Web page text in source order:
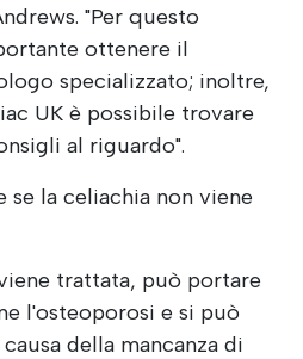
"Per questo
ottenere il
specializzato; inoltre,
UK è possibile trovare
al riguardo".
se la celiachia non viene
trattata, può portare
l'osteoporosi e si può
della mancanza di